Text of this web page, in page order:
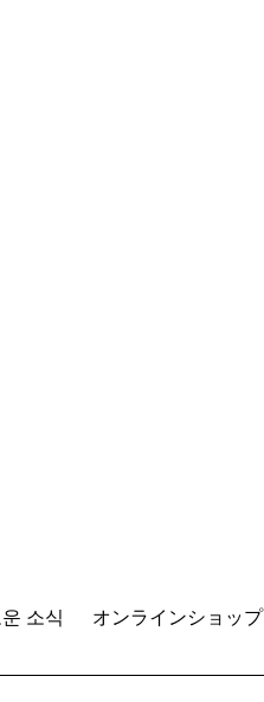
소식 オンラインショップ